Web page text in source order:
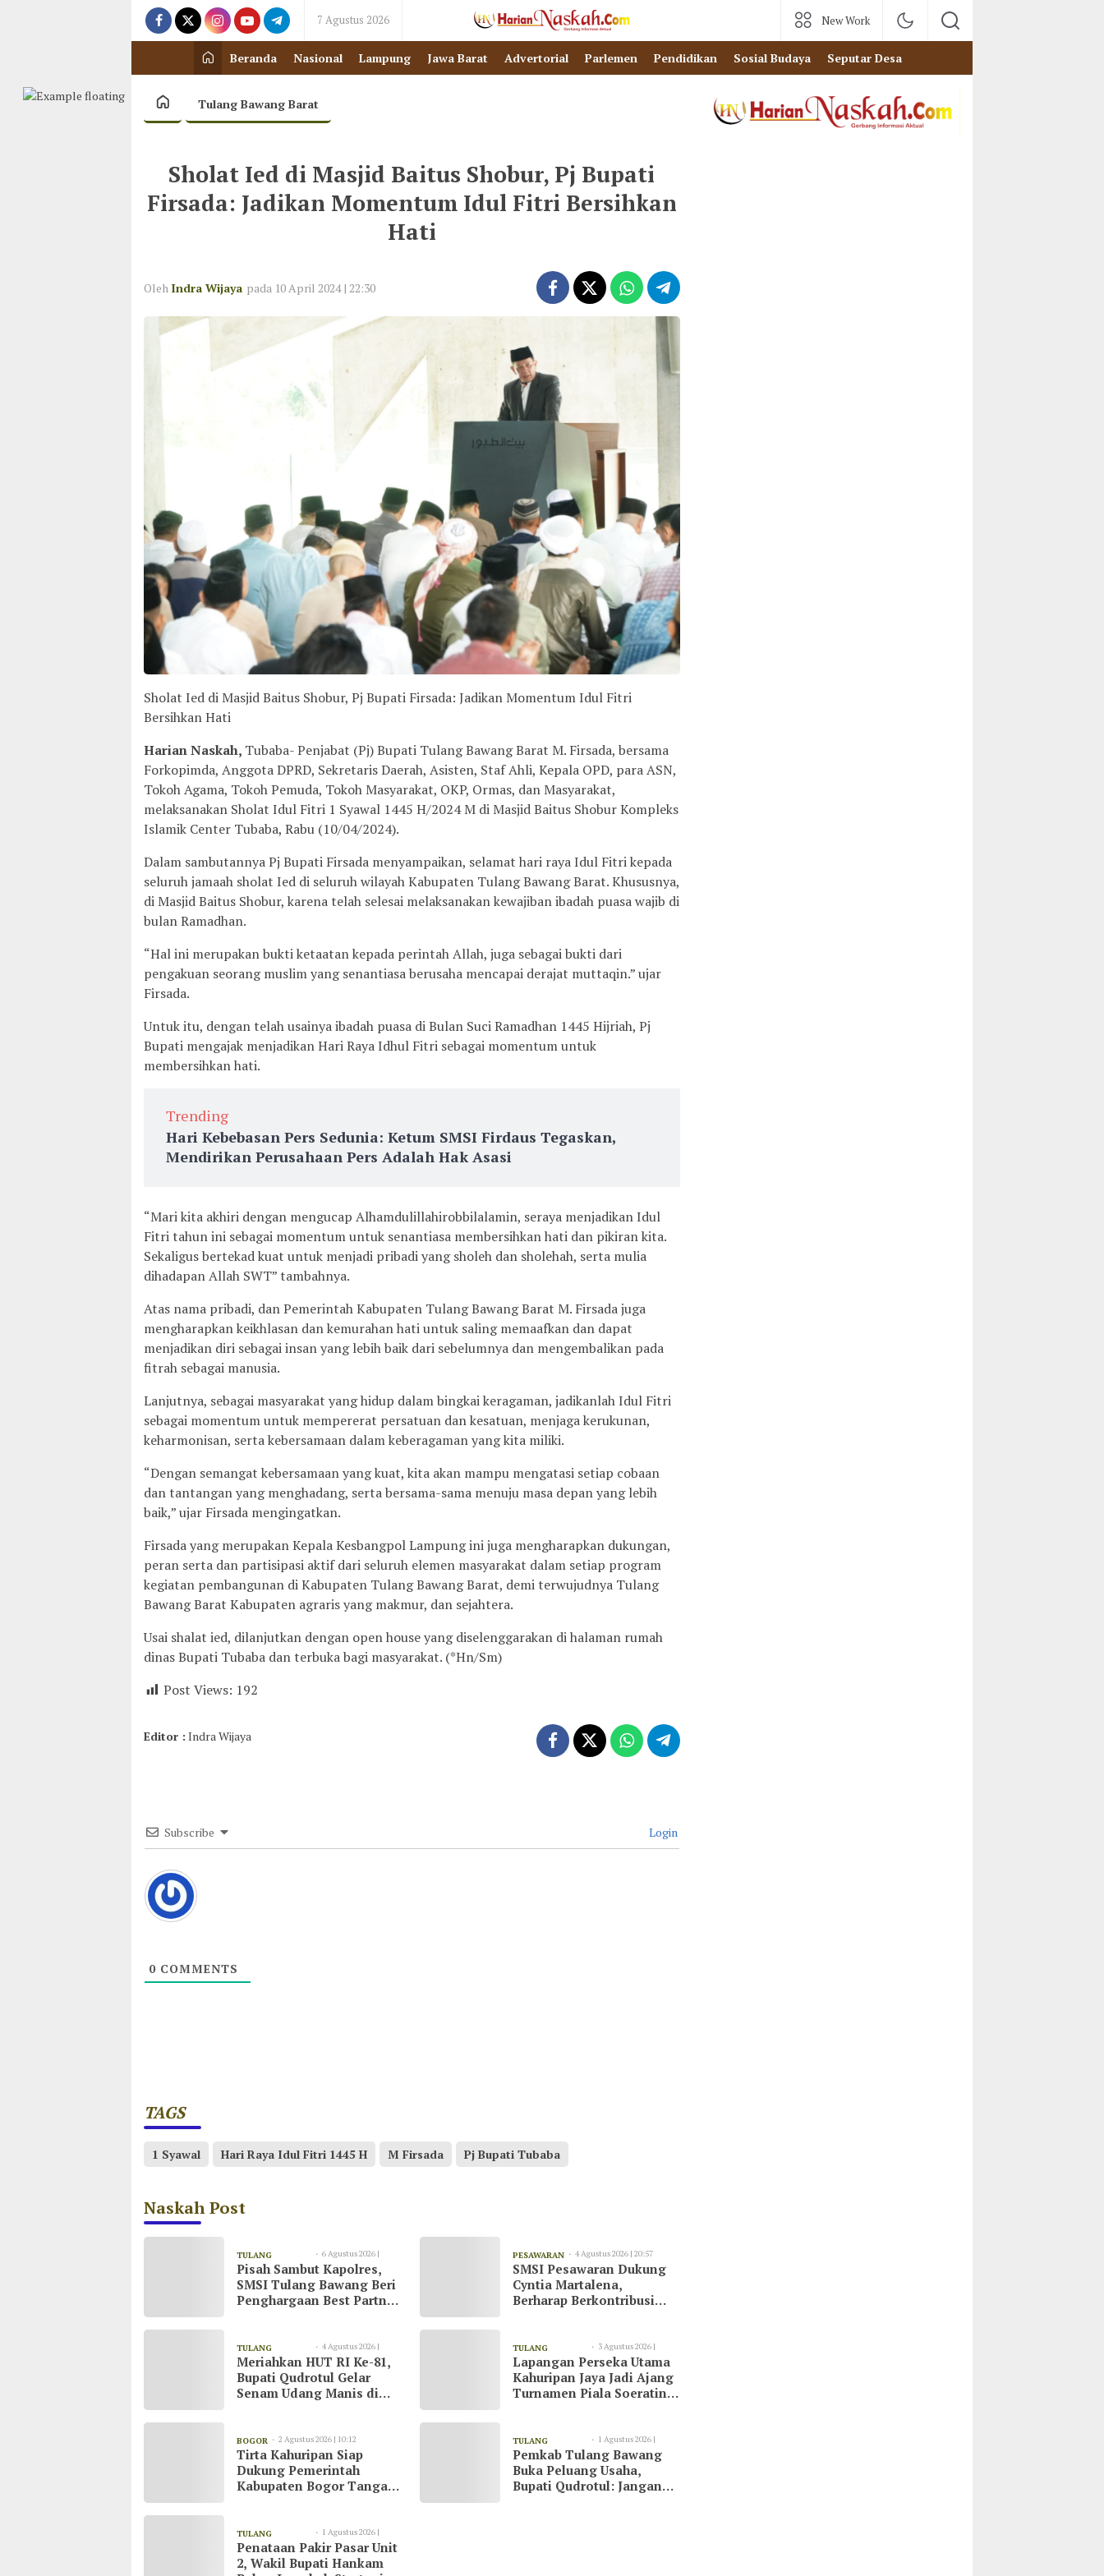
7 Agustus 2026 New Work
Beranda Nasional Lampung Jawa Barat Advertorial Parlemen Pendidikan Sosial Budaya Seputar Desa
Tulang Bawang Barat
Sholat Ied di Masjid Baitus Shobur, Pj Bupati
Firsada: Jadikan Momentum Idul Fitri Bersihkan
Hati
Oleh Indra Wijaya pada 10 April 2024 | 22:30
Sholat Ied di Masjid Baitus Shobur, Pj Bupati Firsada: Jadikan Momentum Idul Fitri
Bersihkan Hati
Harian Naskah, Tubaba- Penjabat (Pj) Bupati Tulang Bawang Barat M. Firsada, bersama
Forkopimda, Anggota DPRD, Sekretaris Daerah, Asisten, Staf Ahli, Kepala OPD, para ASN,
Tokoh Agama, Tokoh Pemuda, Tokoh Masyarakat, OKP, Ormas, dan Masyarakat,
melaksanakan Sholat Idul Fitri 1 Syawal 1445 H/2024 M di Masjid Baitus Shobur Kompleks
Islamik Center Tubaba, Rabu (10/04/2024).
Dalam sambutannya Pj Bupati Firsada menyampaikan, selamat hari raya Idul Fitri kepada
seluruh jamaah sholat Ied di seluruh wilayah Kabupaten Tulang Bawang Barat. Khususnya,
di Masjid Baitus Shobur, karena telah selesai melaksanakan kewajiban ibadah puasa wajib di
bulan Ramadhan.
“Hal ini merupakan bukti ketaatan kepada perintah Allah, juga sebagai bukti dari
pengakuan seorang muslim yang senantiasa berusaha mencapai derajat muttaqin.” ujar
Firsada.
Untuk itu, dengan telah usainya ibadah puasa di Bulan Suci Ramadhan 1445 Hijriah, Pj
Bupati mengajak menjadikan Hari Raya Idhul Fitri sebagai momentum untuk
membersihkan hati.
Trending
Hari Kebebasan Pers Sedunia: Ketum SMSI Firdaus Tegaskan,
Mendirikan Perusahaan Pers Adalah Hak Asasi
“Mari kita akhiri dengan mengucap Alhamdulillahirobbilalamin, seraya menjadikan Idul
Fitri tahun ini sebagai momentum untuk senantiasa membersihkan hati dan pikiran kita.
Sekaligus bertekad kuat untuk menjadi pribadi yang sholeh dan sholehah, serta mulia
dihadapan Allah SWT” tambahnya.
Atas nama pribadi, dan Pemerintah Kabupaten Tulang Bawang Barat M. Firsada juga
mengharapkan keikhlasan dan kemurahan hati untuk saling memaafkan dan dapat
menjadikan diri sebagai insan yang lebih baik dari sebelumnya dan mengembalikan pada
fitrah sebagai manusia.
Lanjutnya, sebagai masyarakat yang hidup dalam bingkai keragaman, jadikanlah Idul Fitri
sebagai momentum untuk mempererat persatuan dan kesatuan, menjaga kerukunan,
keharmonisan, serta kebersamaan dalam keberagaman yang kita miliki.
“Dengan semangat kebersamaan yang kuat, kita akan mampu mengatasi setiap cobaan
dan tantangan yang menghadang, serta bersama-sama menuju masa depan yang lebih
baik,” ujar Firsada mengingatkan.
Firsada yang merupakan Kepala Kesbangpol Lampung ini juga mengharapkan dukungan,
peran serta dan partisipasi aktif dari seluruh elemen masyarakat dalam setiap program
kegiatan pembangunan di Kabupaten Tulang Bawang Barat, demi terwujudnya Tulang
Bawang Barat Kabupaten agraris yang makmur, dan sejahtera.
Usai shalat ied, dilanjutkan dengan open house yang diselenggarakan di halaman rumah
dinas Bupati Tubaba dan terbuka bagi masyarakat. (*Hn/Sm)
Post Views: 192
Editor : Indra Wijaya
Subscribe Login
0 COMMENTS
TAGS
1 Syawal Hari Raya Idul Fitri 1445 H M Firsada Pj Bupati Tubaba
Naskah Post
TULANG
BAWANG
6 Agustus 2026 |
08:55
Pisah Sambut Kapolres,
SMSI Tulang Bawang Beri
Penghargaan Best Partner
PESAWARAN 4 Agustus 2026 | 20:57
SMSI Pesawaran Dukung
Cyntia Martalena,
Berharap Berkontribusi
TULANG
BAWANG
4 Agustus 2026 |
20:51
Meriahkan HUT RI Ke-81,
Bupati Qudrotul Gelar
Senam Udang Manis di
TULANG
BAWANG
3 Agustus 2026 |
13:09
Lapangan Perseka Utama
Kahuripan Jaya Jadi Ajang
Turnamen Piala Soeratin
BOGOR 2 Agustus 2026 | 10:12
Tirta Kahuripan Siap
Dukung Pemerintah
Kabupaten Bogor Tangani
TULANG
BAWANG
1 Agustus 2026 |
23:07
Pemkab Tulang Bawang
Buka Peluang Usaha,
Bupati Qudrotul: Jangan
TULANG
BAWANG
1 Agustus 2026 |
23:03
Penataan Pakir Pasar Unit
2, Wakil Bupati Hankam